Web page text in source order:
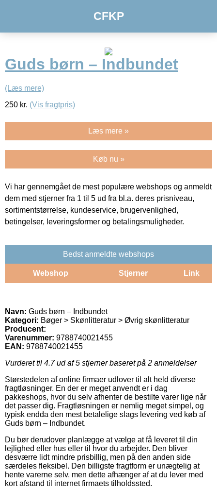
CFKP
Guds børn – Indbundet
(Læs mere)
250 kr. (Vis fragtpris)
Læs mere »
Køb nu »
Vi har gennemgået de mest populære webshops og anmeldt
dem med stjerner fra 1 til 5 ud fra bl.a. deres prisniveau,
sortimentstørrelse, kundeservice, brugervenlighed,
betingelser, leveringsformer og betalingsmuligheder.
Bedst anmeldte webshops
Webshop Stjerner Link
Navn: Guds børn – Indbundet
Kategori: Bøger > Skønlitteratur > Øvrig skønlitteratur
Producent:
Varenummer: 9788740021455
EAN: 9788740021455
Vurderet til 4.7ud af 5 stjerner baseret på 2 anmeldelser
Størstedelen af online firmaer udlover til alt held diverse
fragtløsninger. En der er meget anvendt er i dag
pakkeshops, hvor du selv afhenter de bestilte varer lige når
det passer dig. Fragtløsningen er nemlig meget simpel, og
typisk endda den mest betalelige slags levering ved køb af
Guds børn – Indbundet.
Du bør derudover planlægge at vælge at få leveret til din
lejlighed eller hus eller til hvor du arbejder. Den bliver
desværre lidt mindre prisbillig, men på den anden side
særdeles fleksibel. Den billigste fragtform er unægtelig at
hente varerne selv, men dette afhænger af at du lever med
kort afstand til internet firmaets tilholdssted.